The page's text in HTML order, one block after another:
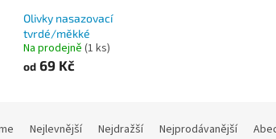
Olivky nasazovací
tvrdé/měkké
Na prodejně (1 ks)
od 69 Kč
Nejlevnější Nejdražší Nejprodávanější